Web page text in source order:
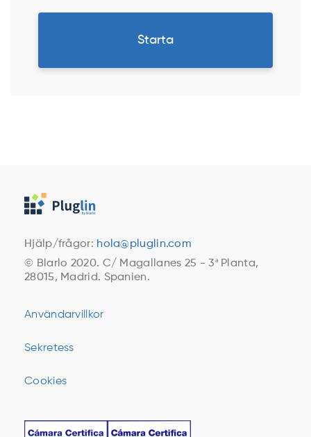
Starta
Hjälp/frågor: hola@pluglin.com
© Blarlo 2020. C/ Magallanes 25 - 3ª Planta,
28015, Madrid. Spanien.
Användarvillkor
Sekretess
Cookies